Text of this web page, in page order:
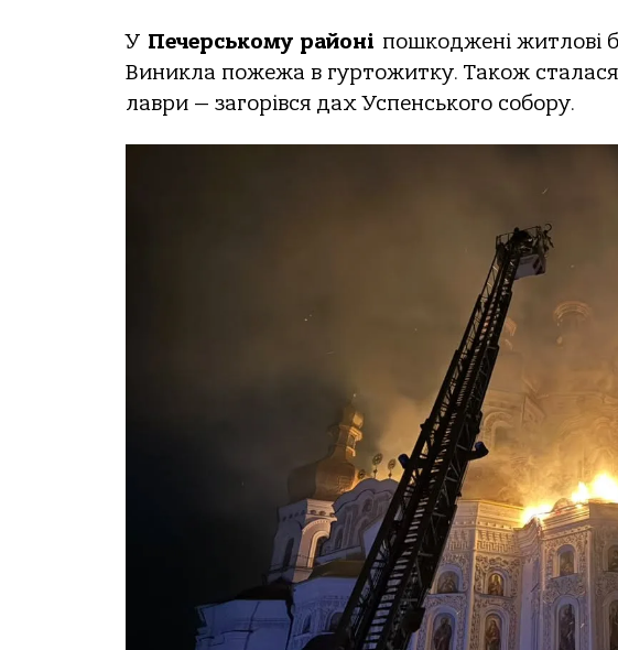
У Печерському районі пошкоджені житлові
Виникла пожежа в гуртожитку. Також
лаври — загорівся дах Успенського собору.